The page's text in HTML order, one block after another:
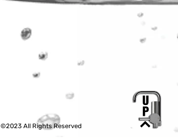
©2023 All Rights Reserved